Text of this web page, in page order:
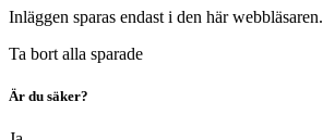
Inläggen sparas endast i den här webbläsaren.
Ta bort alla sparade
Är du säker?